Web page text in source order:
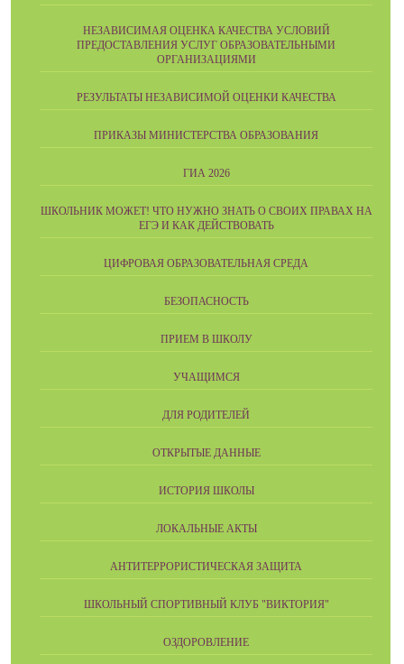
НЕЗАВИСИМАЯ ОЦЕНКА КАЧЕСТВА УСЛОВИЙ
ПРЕДОСТАВЛЕНИЯ УСЛУГ ОБРАЗОВАТЕЛЬНЫМИ
ОРГАНИЗАЦИЯМИ
РЕЗУЛЬТАТЫ НЕЗАВИСИМОЙ ОЦЕНКИ КАЧЕСТВА
ПРИКАЗЫ МИНИСТЕРСТВА ОБРАЗОВАНИЯ
ГИА 2026
ШКОЛЬНИК МОЖЕТ! ЧТО НУЖНО ЗНАТЬ О СВОИХ ПРАВАХ НА
ЕГЭ И КАК ДЕЙСТВОВАТЬ
ЦИФРОВАЯ ОБРАЗОВАТЕЛЬНАЯ СРЕДА
БЕЗОПАСНОСТЬ
ПРИЕМ В ШКОЛУ
УЧАЩИМСЯ
ДЛЯ РОДИТЕЛЕЙ
ОТКРЫТЫЕ ДАННЫЕ
ИСТОРИЯ ШКОЛЫ
ЛОКАЛЬНЫЕ АКТЫ
АНТИТЕРРОРИСТИЧЕСКАЯ ЗАЩИТА
ШКОЛЬНЫЙ СПОРТИВНЫЙ КЛУБ "ВИКТОРИЯ"
ОЗДОРОВЛЕНИЕ